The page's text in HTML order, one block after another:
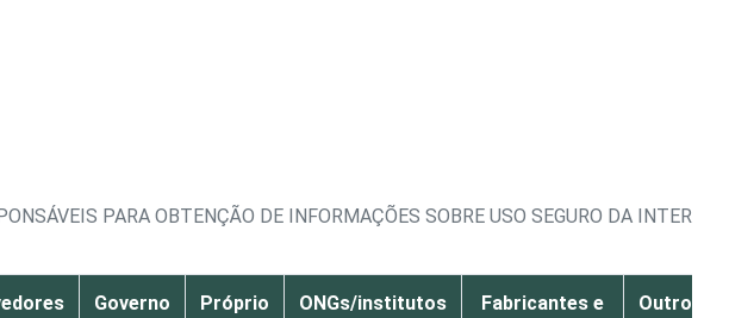
PARA OBTENÇÃO DE INFORMAÇÕES SOBRE USO SEGURO DA INTERNET
Governo
Próprio
ONGs/institutos
Fabricantes e
Outros